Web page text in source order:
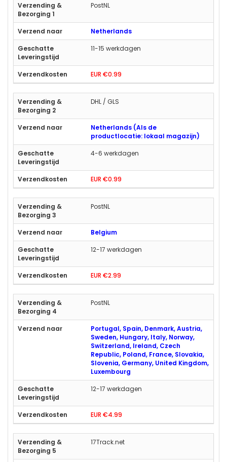
PostNL
Netherlands
11-15 werkdagen
EUR €0.99
DHL / GLS
Netherlands (Als de
productlocatie: lokaal magazijn)
4-6 werkdagen
EUR €0.99
PostNL
Belgium
12-17 werkdagen
EUR €2.99
PostNL
Portugal, Spain, Denmark, Austria,
Sweden, Hungary, Italy, Norway,
Switzerland, Ireland, Czech
Republic, Poland, France, Slovakia,
Slovenia, Germany, United Kingdom,
Luxembourg
12-17 werkdagen
EUR €4.99
17Track.net